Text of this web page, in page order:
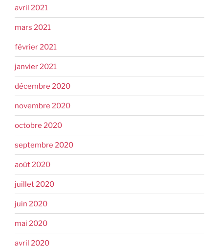
avril 2021
mars 2021
février 2021
janvier 2021
décembre 2020
novembre 2020
octobre 2020
septembre 2020
août 2020
juillet 2020
juin 2020
mai 2020
avril 2020